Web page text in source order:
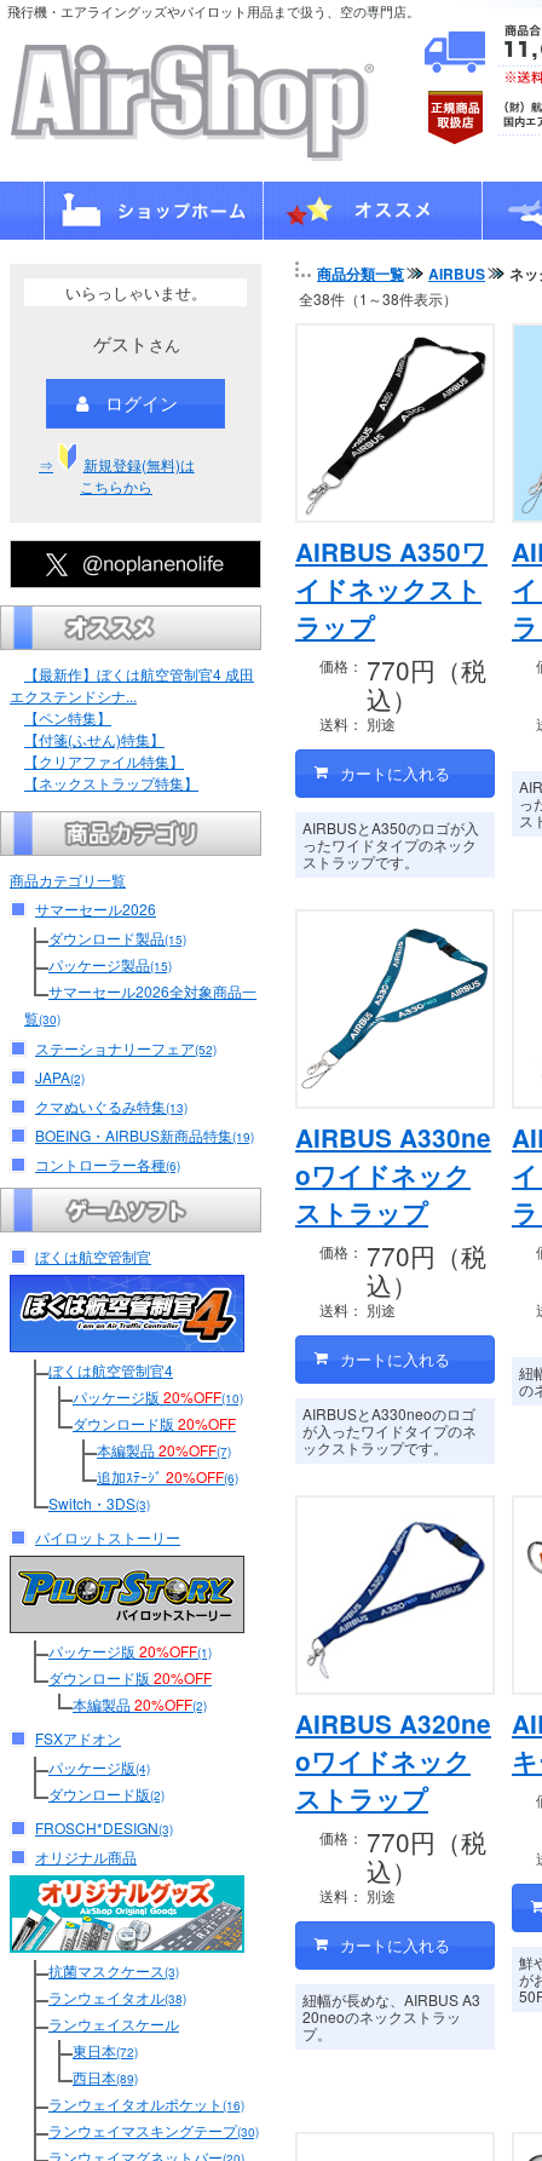
飛行機・エアライングッズやパイロット用品まで扱う、空の専門店。
いらっしゃいませ。
ゲスト さん
ログイン
⇒
新規登録(無料)は
こちらから
【最新作】ぼくは航空管制官4 成田
エクステンドシナ...
【ペン特集】
【付箋(ふせん)特集】
【クリアファイル特集】
【ネックストラップ特集】
商品カテゴリ一覧
サマーセール2026
ダウンロード製品(15)
パッケージ製品(15)
サマーセール2026全対象商品一
覧(30)
ステーショナリーフェア(52)
JAPA(2)
クマぬいぐるみ特集(13)
BOEING・AIRBUS新商品特集(19)
コントローラー各種(6)
ぼくは航空管制官
ぼくは航空管制官4
パッケージ版 20%OFF(10)
ダウンロード版 20%OFF
本編製品20%OFF(7)
追加ｽﾃｰｼﾞ 20%OFF(6)
Switch・3DS(3)
パイロットストーリー
パッケージ版 20%OFF(1)
ダウンロード版 20%OFF
本編製品20%OFF(2)
FSXアドオン
パッケージ版(4)
ダウンロード版(2)
FROSCH*DESIGN(3)
オリジナル商品
抗菌マスクケース(3)
ランウェイタオル(38)
ランウェイスケール
東日本(72)
西日本(89)
ランウェイタオルポケット (16)
ランウェイマスキングテープ(30)
商品分類一覧 AIRBUS ネ
全38件（1～38件表示）
AIRBUS A350ワ
イドネックスト
ラップ
価格： 770円（税
込）
送料： 別途
AIRBUSとA350のロゴが入
ったワイドタイプのネック
ストラップです。
っ
ス
AIRBUS A330ne
oワイドネック
ストラップ
価格： 770円（税
込）
送料： 別途
AIRBUSとA330neoのロゴ
が入ったワイドタイプのネ
ックストラップです。
紐
の
AIRBUS A320ne
oワイドネック
ストラップ
価格： 770円（税
込）
送料： 別途
紐幅が長めな、AIRBUS A3
20neoのネックストラッ
プ。
鮮
が